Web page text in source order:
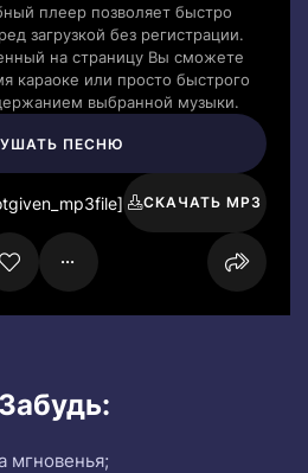
плеер позволяет быстро
загрузкой без регистрации.
на страницу Вы сможете
караоке или просто быстрого
выбранной музыки.
ПЕСНЮ
СКАЧАТЬ MP3
мгновенья;